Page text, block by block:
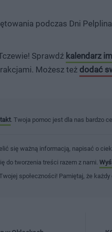
podczas Dni
Sprawdź kalendarz
Możesz też dodać
. Twoja pomoc jest dla nas bardzo
się ważną informacją, napisać o
do tworzenia treści razem z nami.
społeczności! Pamiętaj, że każdy